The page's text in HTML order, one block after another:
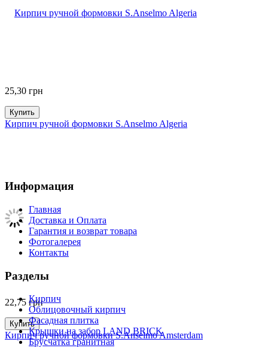
25,30 грн
Купить
Кирпич ручной формовки S.Anselmo Algeria
22,75 грн
Купить
Кирпич ручной формовки S.Anselmo Amsterdam
Информация
Главная
Доставка и Оплата
Гарантия и возврат товара
Фотогалерея
Контакты
Разделы
Кирпич
Облицовочный кирпич
Фасадная плитка
Крышки на забор LAND BRICK
Брусчатка гранитная